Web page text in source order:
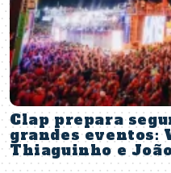
Clap prepara
grandes eventos:
Thiaguinho e